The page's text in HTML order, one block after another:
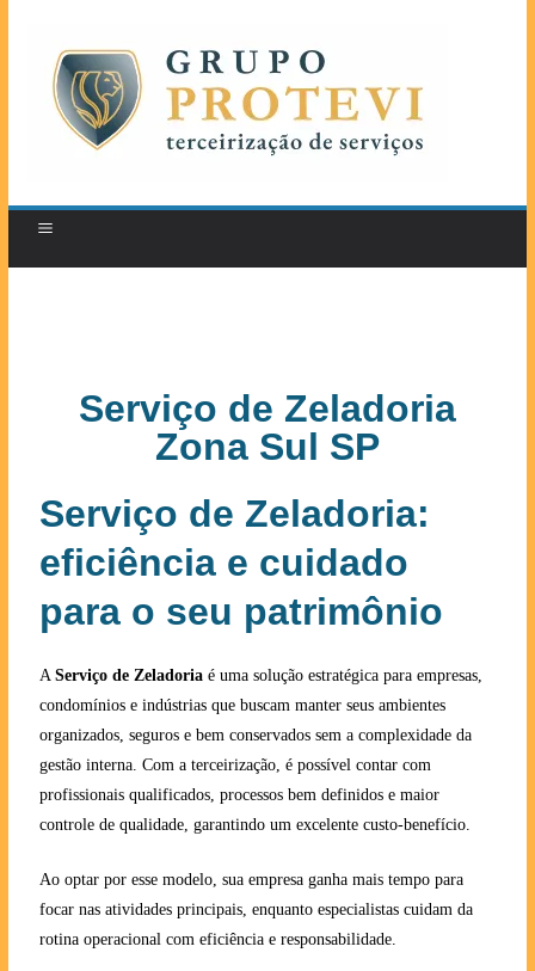
Serviço de Zeladoria
Zona Sul SP
Serviço de Zeladoria:
eficiência e cuidado
para o seu patrimônio
A Serviço de Zeladoriaé uma solução estratégica para empresas,
condomínios e indústrias que buscam manter seus ambientes
organizados, seguros e bem conservados sem a complexidade da
gestão interna. Com a terceirização, é possível contar com
profissionais qualificados, processos bem definidos e maior
controle de qualidade, garantindo um excelente custo-benefício.
Ao optar por esse modelo, sua empresa ganha mais tempo para
focar nas atividades principais, enquanto especialistas cuidam da
rotina operacional com eficiência e responsabilidade.